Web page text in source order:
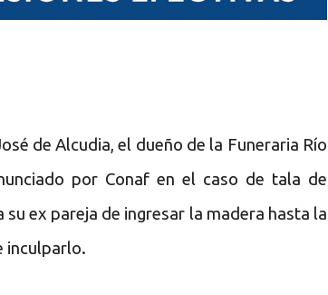
de Alcudia, el dueño de la Funeraria Río
por Conaf en el caso de tala de
su ex pareja de ingresar la madera hasta la
inculparlo.